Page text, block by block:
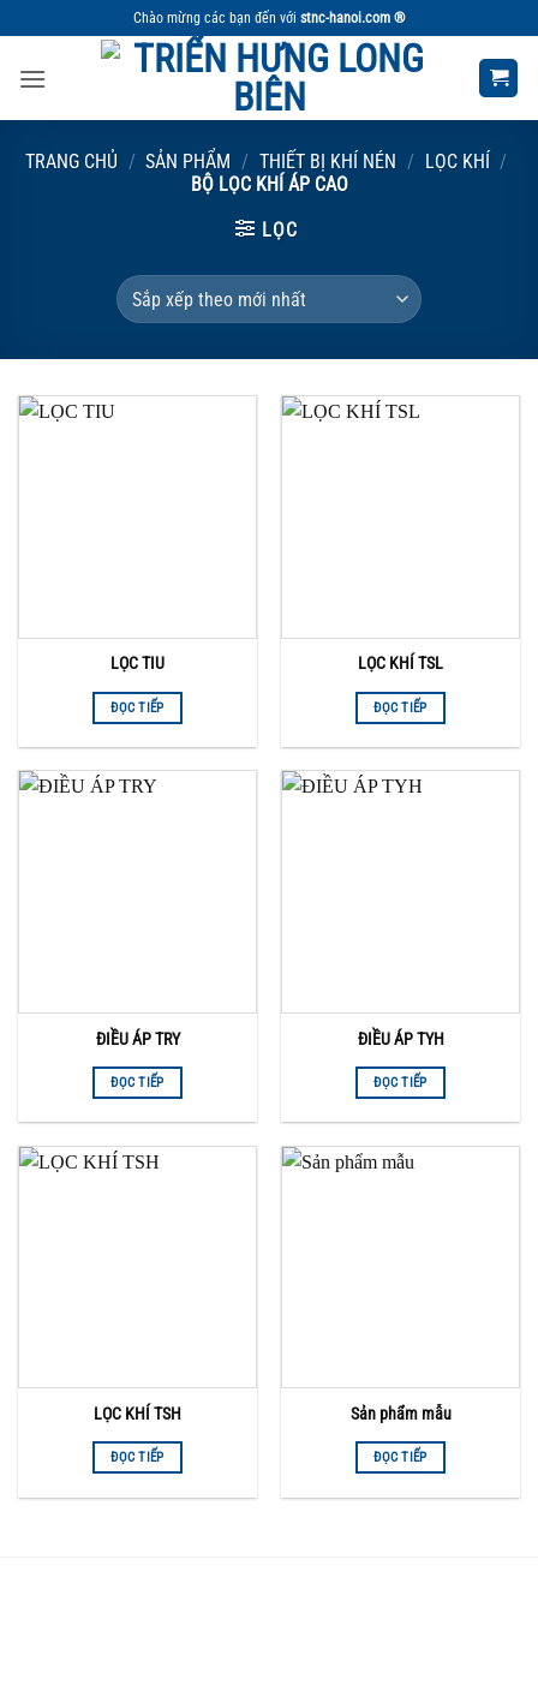
qua
nội
Chào mừng các bạn đến với stnc-hanoi.com ®
TRANG CHỦ / SẢN PHẨM / THIẾT BỊ KHÍ NÉN / LỌC KHÍ /
BỘ LỌC KHÍ ÁP CAO
LỌC
LỌC TIU
ĐỌC TIẾP
LỌC KHÍ TSL
ĐỌC TIẾP
ĐIỀU ÁP TRY
ĐỌC TIẾP
ĐIỀU ÁP TYH
ĐỌC TIẾP
LỌC KHÍ TSH
ĐỌC TIẾP
Sản phẩm mẫu
ĐỌC TIẾP